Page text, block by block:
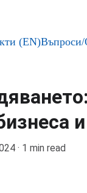
(EN)
1 min read